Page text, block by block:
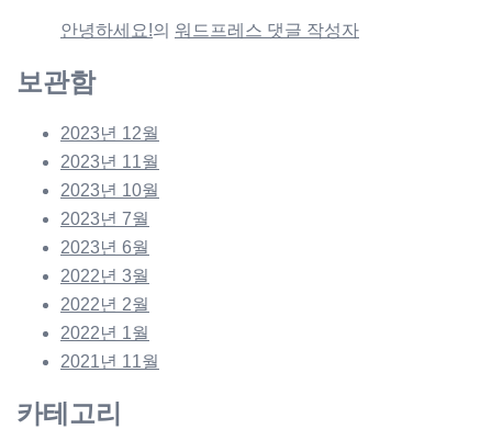
안녕하세요!의 워드프레스 댓글 작성자
보관함
2023년 12월
2023년 11월
2023년 10월
2023년 7월
2023년 6월
2022년 3월
2022년 2월
2022년 1월
2021년 11월
카테고리